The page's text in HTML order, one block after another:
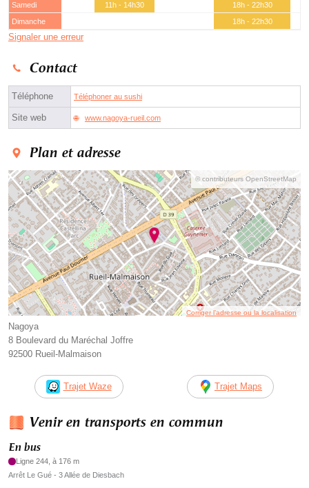
Samedi
11h - 14h30
18h - 22h30
Dimanche
18h - 22h30
Signaler une erreur
Contact
Téléphone Téléphoner au sushi
Site web www.nagoya-rueil.com
Plan et adresse
© contributeurs OpenStreetMap
Corriger l’adresse ou la localisation
Nagoya
8 Boulevard du Maréchal Joffre
92500 Rueil-Malmaison
Trajet Waze Trajet Maps
Venir en transports en commun
En bus
Ligne 244, à 176 m
Arrêt Le Gué - 3 Allée de Diesbach